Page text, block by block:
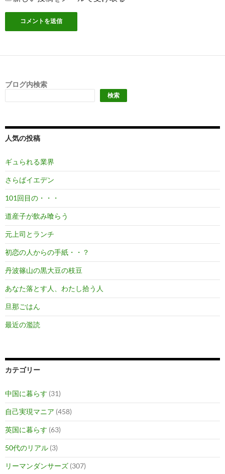
ブログ内検索
検索
人気の投稿
ギュられる業界
さらばイエデン
101回目の・・・
道産子が飲み喰らう
元上司とランチ
初恋の人からの手紙・・？
丹波篠山の黒大豆の枝豆
あなた落とす人、わたし拾う人
旦那ごはん
最近の濫読
カテゴリー
中国に暮らす (31)
自己実現マニア (458)
英国に暮らす (63)
50代のリアル (3)
リーマンダンサーズ (307)